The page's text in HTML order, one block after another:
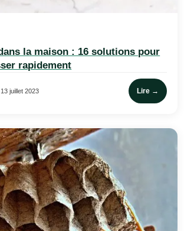
la maison : 16 solutions pour
rapidement
juillet 2023 Lire →